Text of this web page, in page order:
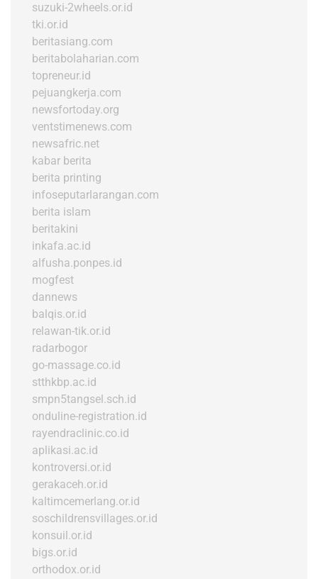
suzuki-2wheels.or.id
tki.or.id
beritasiang.com
beritabolaharian.com
topreneur.id
pejuangkerja.com
newsfortoday.org
ventstimenews.com
newsafric.net
kabar berita
berita printing
infoseputarlarangan.com
berita islam
beritakini
inkafa.ac.id
alfusha.ponpes.id
mogfest
dannews
balqis.or.id
relawan-tik.or.id
radarbogor
go-massage.co.id
stthkbp.ac.id
smpn5tangsel.sch.id
onduline-registration.id
rayendraclinic.co.id
aplikasi.ac.id
kontroversi.or.id
gerakaceh.or.id
kaltimcemerlang.or.id
soschildrensvillages.or.id
konsuil.or.id
bigs.or.id
orthodox.or.id